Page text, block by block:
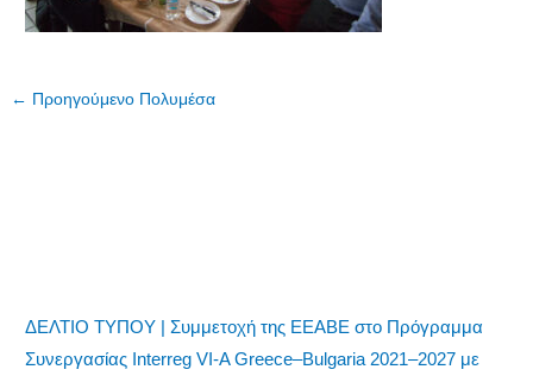
← Προηγούμενο Πολυμέσα
ΔΕΛΤΙΟ ΤΥΠΟΥ | Συμμετοχή της ΕΕΑΒΕ στο Πρόγραμμα
Συνεργασίας Interreg VI-A Greece–Bulgaria 2021–2027 με